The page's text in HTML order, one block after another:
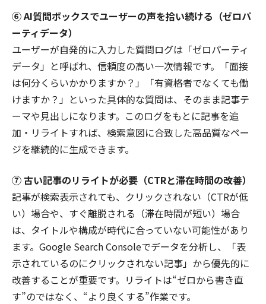
⑥ AI質問ボックスでユーザーの声を拾い続ける（ゼロパ
ーティデータ）
ユーザーが自発的に入力した質問ログは「ゼロパーティ
データ」と呼ばれ、信頼度の高い一次情報です。「面接
は何分くらいかかりますか？」「有資格者でなくても働
けますか？」といった具体的な質問は、そのまま記事テ
ーマや見出しになります。このログをもとに記事を追
加・リライトすれば、検索意図に合致した高品質なペー
ジを継続的に生成できます。
⑦ 古い記事のリライトが必要（CTRと滞在時間の改善）
記事が検索表示されても、クリックされない（CTRが低
い）場合や、すぐ離脱される（滞在時間が短い）場合
は、タイトルや構成が時代に合っていない可能性があり
ます。Google Search Consoleでデータを分析し、「表
示されているのにクリックされない記事」から優先的に
改善することが重要です。リライトは“ゼロから書き直
す”のではなく、“より良くする”作業です。